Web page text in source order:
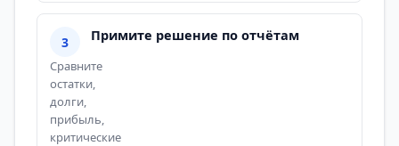
Примите решение по отчётам
Сравните
остатки,
долги,
прибыль,
критические